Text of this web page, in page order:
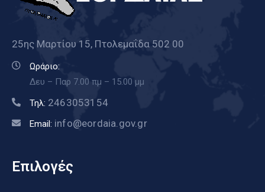
25ης Μαρτίου 15, Πτολεμαΐδα 502 00
Ωράριο:
Δευ – Παρ 7.00 πμ – 15.00 μμ
Τηλ: 2463053154
Email: info@eordaia.gov.gr
Επιλογές